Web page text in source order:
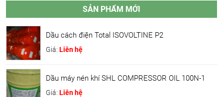
SẢN PHẨM MỚI
Dầu cách điện Total ISOVOLTINE P2
Giá: Liên hệ
Dầu máy nén khí SHL COMPRESSOR OIL 100N-1
Giá: Liên hệ